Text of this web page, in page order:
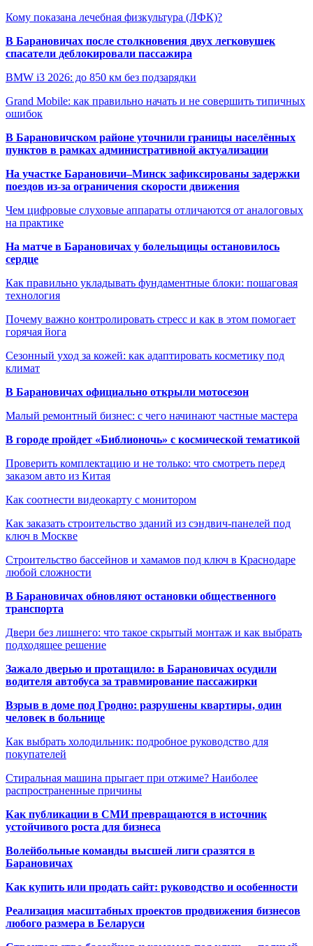
Кому показана лечебная физкультура (ЛФК)?
В Барановичах после столкновения двух легковушек
спасатели деблокировали пассажира
BMW i3 2026: до 850 км без подзарядки
Grand Mobile: как правильно начать и не совершить типичных
ошибок
В Барановичском районе уточнили границы населённых
пунктов в рамках административной актуализации
На участке Барановичи–Минск зафиксированы задержки
поездов из-за ограничения скорости движения
Чем цифровые слуховые аппараты отличаются от аналоговых
на практике
На матче в Барановичах у болельщицы остановилось
сердце
Как правильно укладывать фундаментные блоки: пошаговая
технология
Почему важно контролировать стресс и как в этом помогает
горячая йога
Сезонный уход за кожей: как адаптировать косметику под
климат
В Барановичах официально открыли мотосезон
Малый ремонтный бизнес: с чего начинают частные мастера
В городе пройдет «Библионочь» с космической тематикой
Проверить комплектацию и не только: что смотреть перед
заказом авто из Китая
Как соотнести видеокарту с монитором
Как заказать строительство зданий из сэндвич-панелей под
ключ в Москве
Строительство бассейнов и хамамов под ключ в Краснодаре
любой сложности
В Барановичах обновляют остановки общественного
транспорта
Двери без лишнего: что такое скрытый монтаж и как выбрать
подходящее решение
Зажало дверью и протащило: в Барановичах осудили
водителя автобуса за травмирование пассажирки
Взрыв в доме под Гродно: разрушены квартиры, один
человек в больнице
Как выбрать холодильник: подробное руководство для
покупателей
Стиральная машина прыгает при отжиме? Наиболее
распространенные причины
Как публикации в СМИ превращаются в источник
устойчивого роста для бизнеса
Волейбольные команды высшей лиги сразятся в
Барановичах
Как купить или продать сайт: руководство и особенности
Реализация масштабных проектов продвижения бизнесов
любого размера в Беларуси